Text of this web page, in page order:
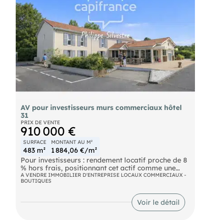
AV pour investisseurs murs commerciaux hôtel
31
PRIX DE VENTE
910 000 €
SURFACE
483 m²
MONTANT AU M²
1 884,06 €/m²
Pour investisseurs : rendement locatif proche de 8
% hors frais, positionnant cet actif comme une
opportunité attractive pour un investisseur
patrimonial ou un acquéreur exploitant.
Ensemble immobilier à usage d'hôtellerie et de
restauration, composé d'un hôtel d'environ vingt
A VENDRE IMMOBILIER D'ENTREPRISE LOCAUX COMMERCIAUX -
BOUTIQUES
Voir le détail